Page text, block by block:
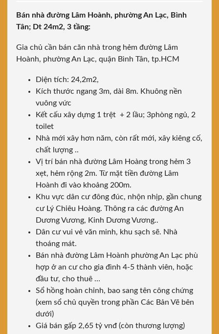
Bán nhà đường Lâm Hoành, phường An Lạc, Bình
Tân; Dt 24m2, 3 tầng:
Gia chủ cần bán căn nhà trong hẻm đường Lâm
Hoành, phường An Lạc, quận Bình Tân, tp.HCM
Diện tích: 24,2m2,
Kích thước ngang 3m, dài 8m. Khuông nền
vuông vức
Kết cấu xây dựng 1 trệt + 2 lầu; 3phòng ngủ, 2
toilet
Nhà mới xây hơn năm, còn rất mới, xây kiêng cố,
chất lượng ..
Vị trí bán nhà đường Lâm Hoàng trong hẻm 3
xẹt, hẻm rộng 2m. Từ mặt tiền đường Lâm
Hoành đi vào khoảng 200m.
Khu vực dân cư đông đúc, nhộn nhịp, gần chung
cư Lý Chiêu Hoàng. Thông ra các đường An
Dương Vương, Kinh Dương Vương..
Dân cư vui vẻ văn minh, khu sạch sẽ. Nhà
thoáng mát.
Bán nhà đường Lâm Hoành phường An Lạc phù
hợp ở an cư cho gia đình 4-5 thành viên, hoặc
đầu tư, cho thuê …
Sổ hồng hoàn chỉnh, bao sang tên công chứng
(xem sổ chủ quyền trong phần Các Bản Vẽ bên
dưới)
Giá bán gấp 2,65 tỷ vnđ (còn thương lượng)